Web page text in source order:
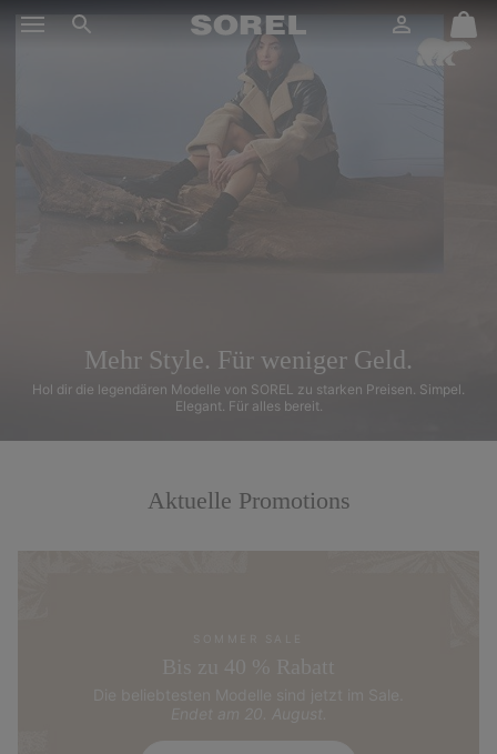
SOREL
AnmeldenMini
Cart
Mehr Style. Für weniger Geld.
Hol dir die legendären Modelle von SOREL zu starken Preisen. Simpel.
Elegant. Für alles bereit.
Aktuelle Promotions